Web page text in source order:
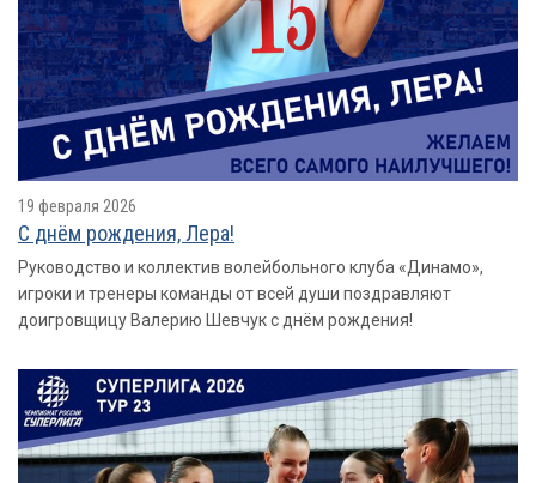
19 февраля 2026
С днём рождения, Лера!
Руководство и коллектив волейбольного клуба «Динамо»,
игроки и тренеры команды от всей души поздравляют
доигровщицу Валерию Шевчук с днём рождения!